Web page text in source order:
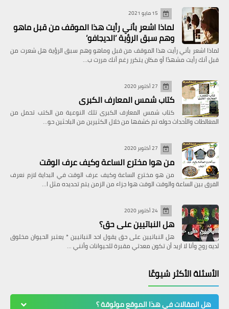
معلومات طبية
ما هو سبب الحزن المفاجئ في علم
النفس؟
15 مايو 2021
لماذا اشعر بأني رأيت هذا الموقف من قبل ماهو
وهم سبق الرؤية ’الديجافو’
لماذا اشعر بأني رأيت هذا الموقف من قبل وماهو وهم سبق الرؤية هل شعرت من
قبل أنك رأيت مشهدًا أو مكان يتكرر رغم أنك مررت ب…
27 أكتوبر 2020
كتاب شمس المعارف الكبرى
كتاب شمس المعارف الكبرى تلك النوعية من الكتب تحمل من
المغالطات والأحداث حوله تم كشفها من خلال الكثيرين من الباحثين حو…
27 أكتوبر 2020
من هوا مخترع الساعة وكيف عرف الوقت
من هو مخترع الساعة وكيف عرف الوقت في البداية لازم نعرف
الفرق بين الساعة والوقت الوقت هوا جزاء من الزمن يتم تحديده مثل ا…
24 أكتوبر 2020
هل النباتيين على حق؟
هل النباتيين على حق يقول احد النباتيين * يعتبر الحيوان مخلوق
لديه روح وأنا لا اريد أن تكون معدتي مقبرة للحيوانات وأنني …
الأسئلة الأكثر شيوعًا
هل المقالات في هذا الموقع موثوقة ؟